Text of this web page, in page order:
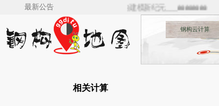
最新公告
Revit（v5.0）来了，Revit钢结构建模新纪元___🚋🚋🚋🚋
钢构云计算
相关计算